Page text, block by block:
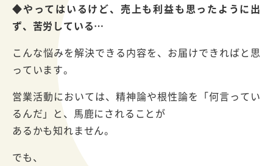
◆やってはいるけど、売上も利益も思ったように出
ず、 苦労している…
こんな悩みを解決できる内容を、お届けできればと思
っています。
営業活動においては、精神論や根性論を「何言ってい
るんだ」と、馬鹿にされることが
あるかも知れません。
でも、